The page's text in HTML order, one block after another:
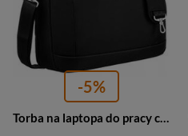
-5%
Torba na laptopa do pracy czarna z poliestru torboplecak 2w1- Peterson 63102-MX